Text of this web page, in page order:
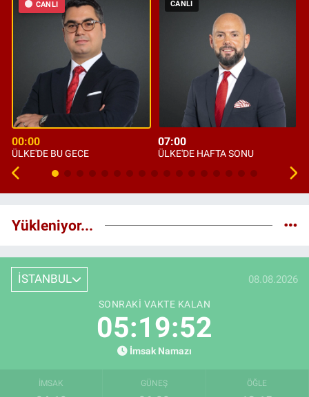
CANLI
00:00
ÜLKE'DE BU GECE
CANLI
07:00
ÜLKE'DE HAFTA SONU
Yükleniyor...
İSTANBUL 08.08.2026
SONRAKI VAKTE KALAN
05:19:51
İmsak Namazı
İMSAK GÜNEŞ ÖĞLE